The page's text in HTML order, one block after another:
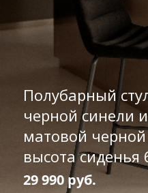
Полубарный
черной синели
матовой
высота сиденья
29 990 руб.